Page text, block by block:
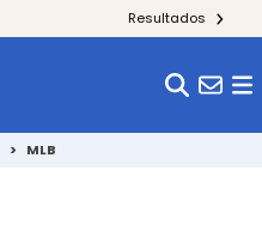
Resultados
> MLB